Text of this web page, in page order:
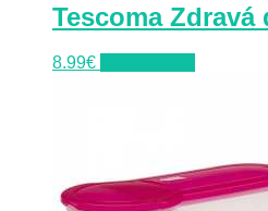
Tescoma
8.99€